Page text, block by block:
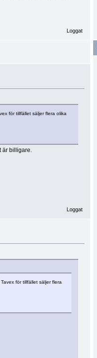
Loggat
för tillfället säljer flera olika
billigare.
Loggat
för tillfället säljer flera